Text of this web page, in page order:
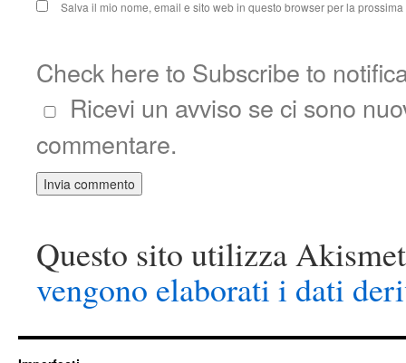
Salva il mio nome, email e sito web in questo browser per la
Check here to Subscribe to
Ricevi un avviso se ci sono
commentare.
Questo sito utilizza
vengono elaborati i dati